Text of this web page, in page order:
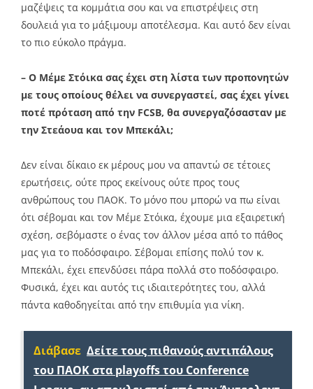
μαζέψεις τα κομμάτια σου και να επιστρέψεις στη
δουλειά για το μάξιμουμ αποτέλεσμα. Και αυτό δεν είναι
το πιο εύκολο πράγμα.
– Ο Μέμε Στόικα σας έχει στη λίστα των προπονητών
με τους οποίους θέλει να συνεργαστεί, σας έχει γίνει
ποτέ πρόταση από την FCSB, θα συνεργαζόσασταν με
την Στεάουα και τον Μπεκάλι;
Δεν είναι δίκαιο εκ μέρους μου να απαντώ σε τέτοιες
ερωτήσεις, ούτε προς εκείνους ούτε προς τους
ανθρώπους του ΠΑΟΚ. Το μόνο που μπορώ να πω είναι
ότι σέβομαι και τον Μέμε Στόικα, έχουμε μια εξαιρετική
σχέση, σεβόμαστε ο ένας τον άλλον μέσα από το πάθος
μας για το ποδόσφαιρο. Σέβομαι επίσης πολύ τον κ.
Μπεκάλι, έχει επενδύσει πάρα πολλά στο ποδόσφαιρο.
Φυσικά, έχει και αυτός τις ιδιαιτερότητες του, αλλά
πάντα καθοδηγείται από την επιθυμία για νίκη.
Διάβασε Δείτε τους πιθανούς αντιπάλους
του ΠΑΟΚ στα playoffs του Conference